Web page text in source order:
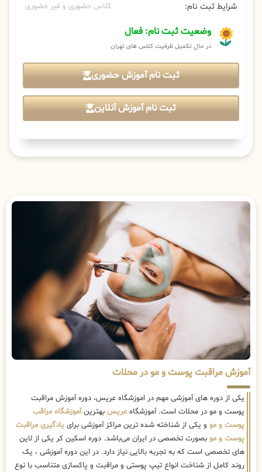
شرایط ثبت نام: کلاس حضوری و غیر حضوری
وضعیت ثبت نام: فعال
در حال تکمیل ظرفیت کلاس های تهران
ثبت نام آموزش حضوری
ثبت نام آموزش آنلاین
آموزش مراقبت پوست و مو در محلات
یکی از دوره های آموزشی مهم در اموزشگاه عریس، دوره آموزش مراقبت
پوست و مو در محلات است. آموزشگاه عریس بهترینآموزشگاه مراقب
پوست و مو و یکی از شناخته شده ترین مراکز آموزشی برای یادگیری مراقبت
پوست و مو بصورت تخصصی در ایران می‌باشد. دوره اسکین کر یکی از لاین
های تخصصی است که به تجربه بالایی نیاز دارد. در این دوره آموزشی ، یک
روند کامل از شناخت انواع تیپ پوستی و مراقبت و پاکسازی متناسب با نوع